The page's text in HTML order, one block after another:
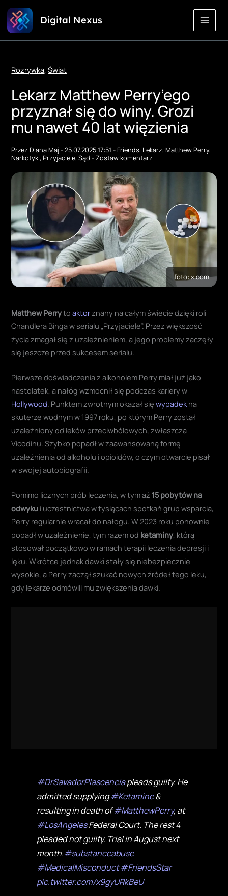
Przejdź
do
treści
Digital Nexus
Rozrywka,Świat
Lekarz Matthew Perry’ego
przyznał się do winy. Grozi
mu nawet 40 lat więzienia
PrzezDiana Maj-25.07.2025 17:51-Friends, Lekarz,Matthew Perry,
Narkotyki,Przyjaciele,Sąd -Zostaw komentarz
foto: x.com
Matthew Perrytoaktorznany na całym świecie dzięki roli
Chandlera Binga w serialu „Przyjaciele”. Przez większość
życia zmagał się z uzależnieniem, a jego problemy zaczęły
się jeszcze przed sukcesem serialu.
Pierwsze doświadczenia z alkoholem Perry miał już jako
nastolatek, a nałóg wzmocnił się podczas kariery w
Hollywood. Punktem zwrotnym okazał sięwypadekna
skuterze wodnym w 1997 roku, po którym Perry został
uzależniony od leków przeciwbólowych, zwłaszcza
Vicodinu. Szybko popadł w zaawansowaną formę
uzależnienia od alkoholu i opioidów, o czym otwarcie pisał
w swojej autobiografii.
Pomimo licznych prób leczenia, w tym aż 15 pobytów na
odwyku i uczestnictwa w tysiącach spotkań grup wsparcia,
Perry regularnie wracał do nałogu. W 2023 roku ponownie
popadł w uzależnienie, tym razem od ketaminy, którą
stosował początkowo w ramach terapii leczenia depresji i
lęku. Wkrótce jednak dawki stały się niebezpiecznie
wysokie, a Perry zaczął szukać nowych źródeł tego leku,
gdy lekarze odmówili mu zwiększenia dawki.
#DrSavadorPlascenciapleads guilty. He
admitted supplying#Ketamine&
resulting in death of#MatthewPerry, at
#LosAngelesFederal Court. The rest 4
pleaded not guilty. Trial in August next
month.#substanceabuse
#MedicalMisconduct #FriendsStar
pic.twitter.com/x9gyURkBeU